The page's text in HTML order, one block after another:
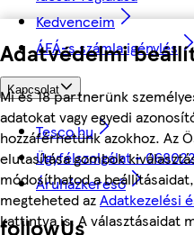
Adatvédelmi
Mi és 18 partnerünk
adatokat vagy egyedi
hozzáférhetünk azokhoz. Az
elutasítása gombok
módosíthatod a
megteheted azAdatkezelési
kattintva is. A választásaidat
Kedvenceim
ÁFÁ-s számla igénylés
Kapcsolat
Tesco.hu
Ügyfélszolgálat -
Áruházkereső
followUs